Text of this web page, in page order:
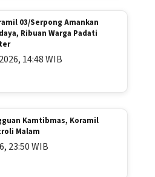
03/Serpong Amankan
Ribuan Warga Padati
14:48 WIB
Kamtibmas, Koramil
Malam
23:50 WIB